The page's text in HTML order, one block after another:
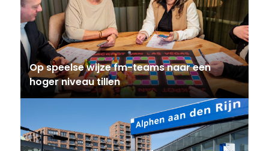
Op speelse wijze fm-teams naar een
hoger niveau tillen